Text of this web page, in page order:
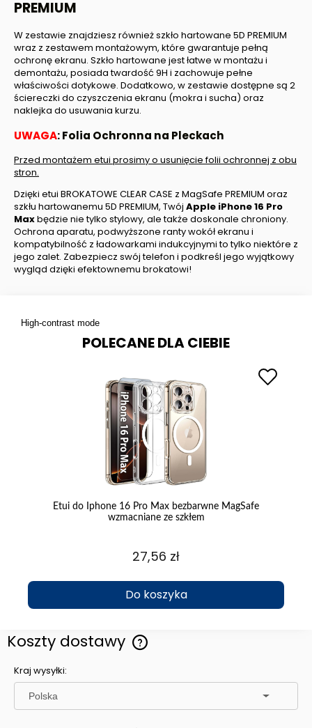
PREMIUM
W zestawie znajdziesz również szkło hartowane 5D PREMIUM
wraz z zestawem montażowym, które gwarantuje pełną
ochronę ekranu. Szkło hartowane jest łatwe w montażu i
demontażu, posiada twardość 9H i zachowuje pełne
właściwości dotykowe. Dodatkowo, w zestawie dostępne są 2
ściereczki do czyszczenia ekranu (mokra i sucha) oraz
naklejka do usuwania kurzu.
UWAGA: Folia Ochronna na Pleckach
Przed montażem etui prosimy o usunięcie folii ochronnej z obu
stron.
Dzięki etui BROKATOWE CLEAR CASE z MagSafe PREMIUM oraz
szkłu hartowanemu 5D PREMIUM, Twój Apple iPhone16 Pro
Maxbędzie nie tylko stylowy, ale także doskonale chroniony.
Ochrona aparatu, podwyższone ranty wokół ekranu i
kompatybilność z ładowarkami indukcyjnymi to tylko niektóre z
jego zalet. Zabezpiecz swój telefon i podkreśl jego wyjątkowy
wygląd dzięki efektownemu brokatowi!
High-contrast mode
POLECANE DLA CIEBIE
Etui do Iphone 16 Pro Max bezbarwne MagSafe
wzmacniane ze szkłem
27,56 zł
Do koszyka
Koszty dostawy
Kraj wysyłki: